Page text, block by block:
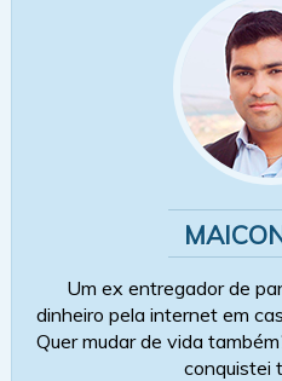
Um ex entregador de
dinheiro pela internet em
Quer mudar de vida
conquistei